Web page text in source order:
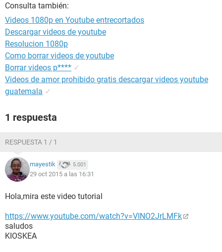
Consulta también:
Videos 1080p en Youtube entrecortados
Descargar videos de youtube
Resolucion 1080p
Como borrar videos de youtube
Borrar videos p**** ✓
Videos de amor prohibido gratis descargar videos youtube
guatemala ✓
1 respuesta
RESPUESTA 1 / 1
mayestik 5.001
29 oct 2015 a las 16:31
Hola,mira este video tutorial
https://www.youtube.com/watch?v=VINO2JrLMFk
saludos
KIOSKEA